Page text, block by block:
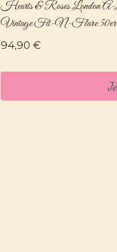
Hearts & Roses London
Vintage Fit-N-Flare 50er
94,90 €